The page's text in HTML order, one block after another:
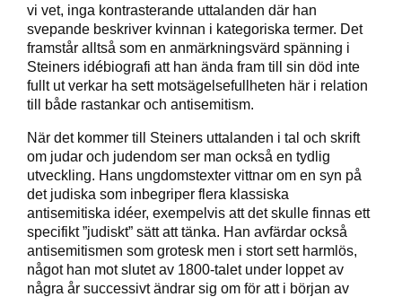
vi vet, inga kontrasterande uttalanden där han
svepande beskriver kvinnan i kategoriska termer. Det
framstår alltså som en anmärkningsvärd spänning i
Steiners idébiografi att han ända fram till sin död inte
fullt ut verkar ha sett motsägelsefullheten här i relation
till både rastankar och antisemitism.
När det kommer till Steiners uttalanden i tal och skrift
om judar och judendom ser man också en tydlig
utveckling. Hans ungdomstexter vittnar om en syn på
det judiska som inbegriper flera klassiska
antisemitiska idéer, exempelvis att det skulle finnas ett
specifikt ”judiskt” sätt att tänka. Han avfärdar också
antisemitismen som grotesk men i stort sett harmlös,
något han mot slutet av 1800-talet under loppet av
några år successivt ändrar sig om för att i början av